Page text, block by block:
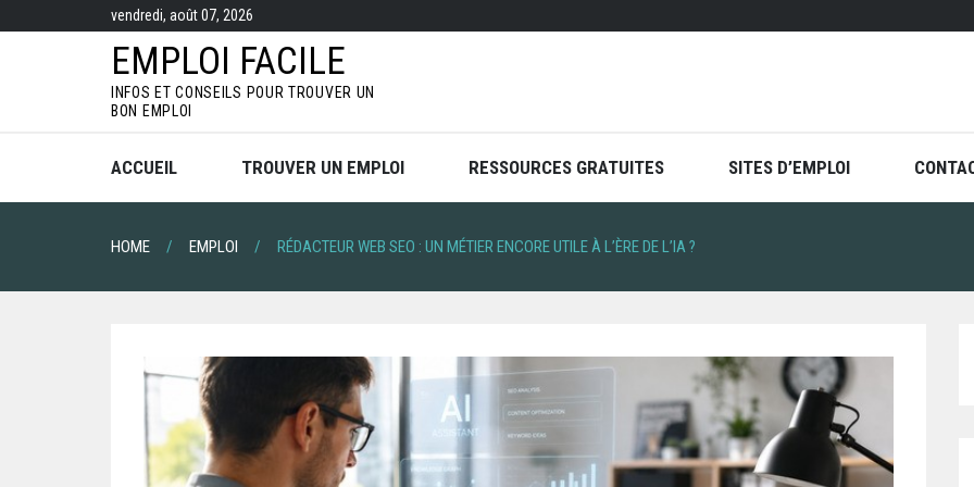
vendredi, août 07, 2026
EMPLOI FACILE
INFOS ET CONSEILS POUR TROUVER UN
BON EMPLOI
ACCUEIL TROUVER UN EMPLOI RESSOURCES GRATUITES SITES D’EMPLOI
HOME EMPLOI RÉDACTEUR WEB SEO : UN MÉTIER ENCORE UTILE À L’ÈRE DE L’IA ?